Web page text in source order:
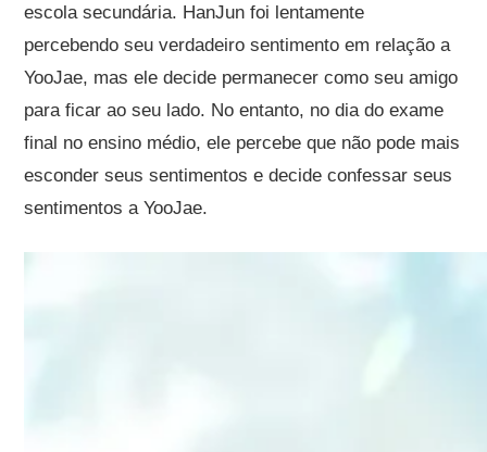
escola secundária. HanJun foi lentamente
percebendo seu verdadeiro sentimento em relação a
YooJae, mas ele decide permanecer como seu amigo
para ficar ao seu lado. No entanto, no dia do exame
final no ensino médio, ele percebe que não pode mais
esconder seus sentimentos e decide confessar seus
sentimentos a YooJae.